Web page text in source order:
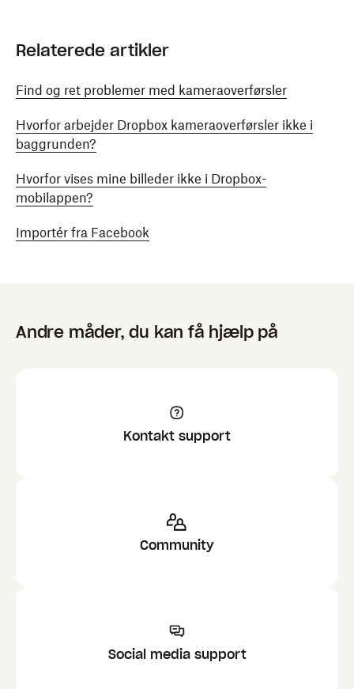
Relaterede artikler
Find og ret problemer med kameraoverførsler
Hvorfor arbejder Dropbox kameraoverførsler ikke i
baggrunden?
Hvorfor vises mine billeder ikke i Dropbox-
mobilappen?
Importér fra Facebook
Andre måder, du kan få hjælp på
Kontakt support
Community
Social media support